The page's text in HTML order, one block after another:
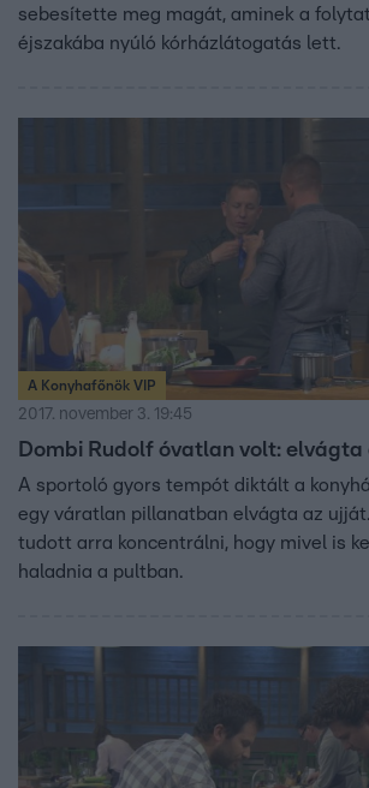
sebesítette meg magát, aminek a
éjszakába nyúló kórházlátogatás lett.
A Konyhafőnök VIP
2017. november 3. 19:45
Dombi Rudolf óvatlan volt: elvágta
A sportoló gyors tempót diktált a
egy váratlan pillanatban elvágta az
tudott arra koncentrálni, hogy mivel is
haladnia a pultban.